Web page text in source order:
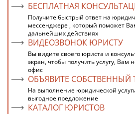
БЕСПЛАТНАЯ
Получите быстрый ответ на
мессенджере , который поможет
дальнейших действиях
ВИДЕОЗВОНОК ЮРИСТУ
Вы видите своего юриста и
экран, чтобы получить услугу, Вам
офис
ОБЪЯВИТЕ СОБСТВЕННЫЙ
На выполнение юридической
выгодное предложение
КАТАЛОГ ЮРИСТОВ